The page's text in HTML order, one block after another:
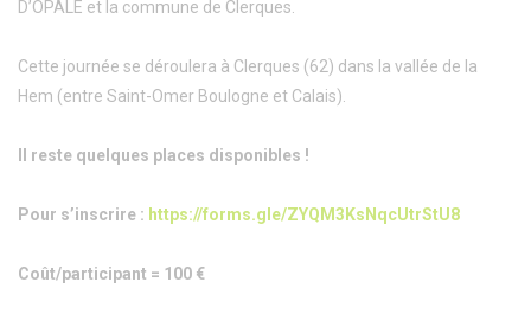
D’OPALE et la commune de Clerques.
Cette journée se déroulera à Clerques (62) dans la vallée de la
Hem (entre Saint-Omer Boulogne et Calais).
Il reste quelques places disponibles !
Pour s’inscrire : https://forms.gle/ZYQM3KsNqcUtrStU8
Coût/participant = 100 €